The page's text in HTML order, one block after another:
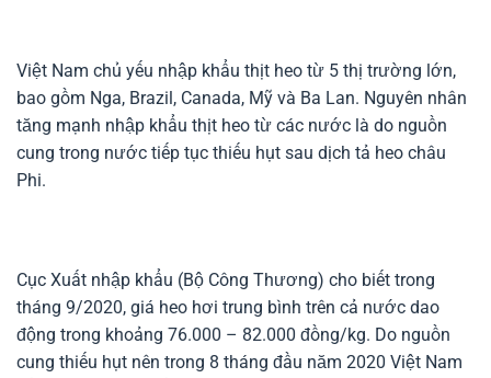
Việt Nam chủ yếu nhập khẩu thịt heo từ 5 thị trường lớn,
bao gồm Nga, Brazil, Canada, Mỹ và Ba Lan. Nguyên nhân
tăng mạnh nhập khẩu thịt heo từ các nước là do nguồn
cung trong nước tiếp tục thiếu hụt sau dịch tả heo châu
Phi.
Cục Xuất nhập khẩu (Bộ Công Thương) cho biết trong
tháng 9/2020, giá heo hơi trung bình trên cả nước dao
động trong khoảng 76.000 – 82.000 đồng/kg. Do nguồn
cung thiếu hụt nên trong 8 tháng đầu năm 2020 Việt Nam